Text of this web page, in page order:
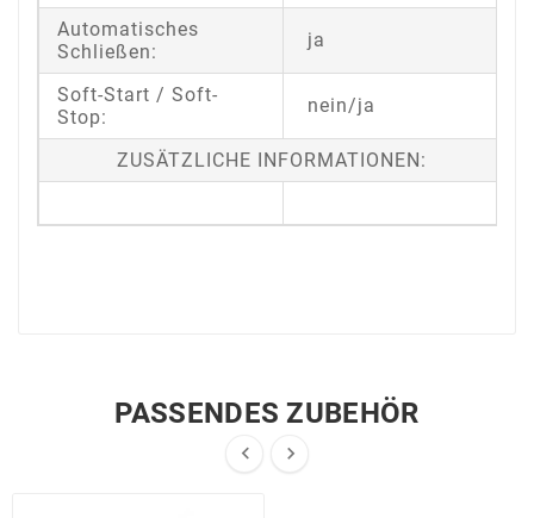
Automatisches
Schließen:
ja
Soft-Start / Soft-
Stop:
nein/ja
ZUSÄTZLICHE INFORMATIONEN:
PASSENDES ZUBEHÖR
 